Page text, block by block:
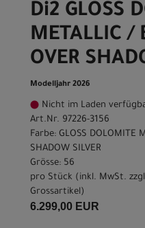
Di2 GLOSS
METALLIC /
OVER
Modelljahr 2026
Nicht im Laden
Art.Nr. 97226-3156
Farbe: GLOSS DOLOMITE
SHADOW SILVER
Grösse: 56
pro Stück (inkl. MwSt.
Grossartikel)
6.299,00 EUR